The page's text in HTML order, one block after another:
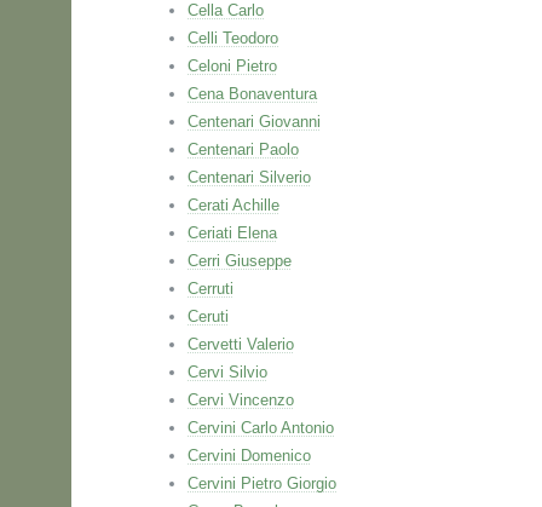
Cella Carlo
Celli Teodoro
Celoni Pietro
Cena Bonaventura
Centenari Giovanni
Centenari Paolo
Centenari Silverio
Cerati Achille
Ceriati Elena
Cerri Giuseppe
Cerruti
Ceruti
Cervetti Valerio
Cervi Silvio
Cervi Vincenzo
Cervini Carlo Antonio
Cervini Domenico
Cervini Pietro Giorgio